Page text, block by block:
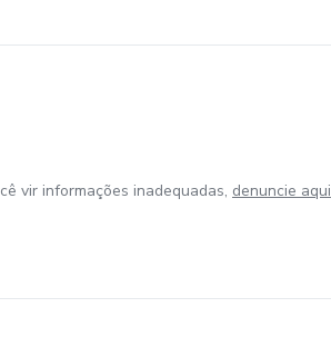
vir informações inadequadas, denuncie aqui